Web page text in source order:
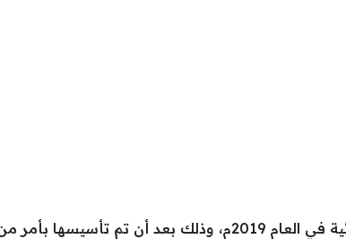
انطلقت أعمال هيئة أبوظبي للزراعة والسلامة الغذائية في العام